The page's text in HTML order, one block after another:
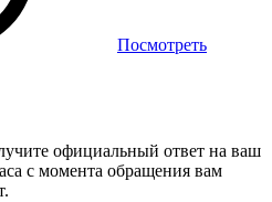
Посмотреть
официальный ответ на ваш
с момента обращения вам